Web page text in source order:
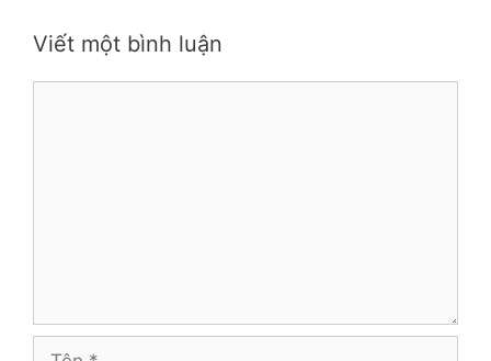
Viết một bình luận
Tên